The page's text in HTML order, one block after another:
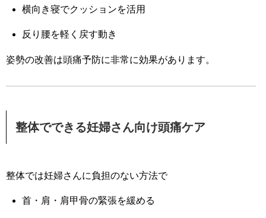
横向き寝でクッションを活用
反り腰を軽く戻す動き
姿勢の改善は頭痛予防に非常に効果があります。
整体でできる妊婦さん向け頭痛ケア
整体では妊婦さんに負担のない方法で
首・肩・肩甲骨の緊張を緩める